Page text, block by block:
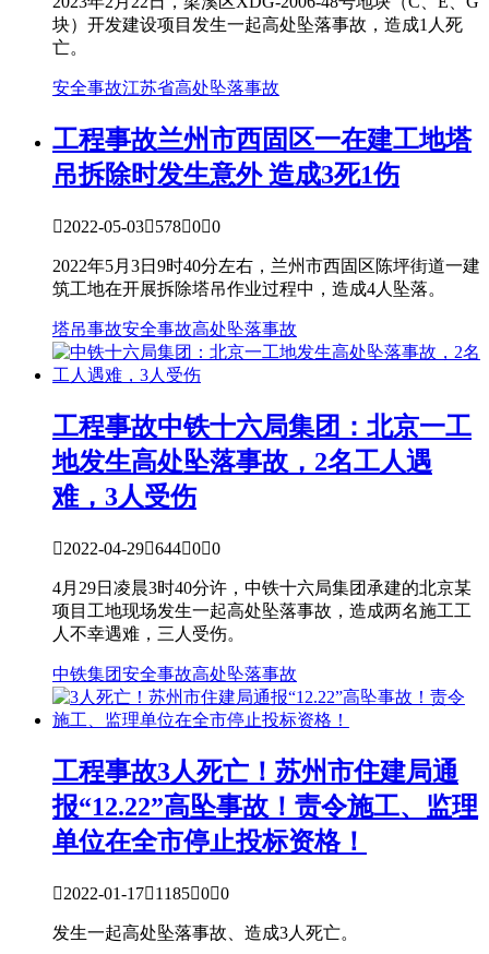
块）开发建设项目发生一起高处坠落事故，造成1人死
亡。
安全事故江苏省高处坠落事故
工程事故兰州市西固区一在建工地塔
吊拆除时发生意外 造成3死1伤
2022-05-0357800
2022年5月3日9时40分左右，兰州市西固区陈坪街道一建
筑工地在开展拆除塔吊作业过程中，造成4人坠落。
塔吊事故安全事故高处坠落事故
工程事故中铁十六局集团：北京一工
地发生高处坠落事故，2名工人遇
难，3人受伤
2022-04-2964400
4月29日凌晨3时40分许，中铁十六局集团承建的北京某
项目工地现场发生一起高处坠落事故，造成两名施工工
人不幸遇难，三人受伤。
中铁集团安全事故高处坠落事故
工程事故3人死亡！苏州市住建局通
报“12.22”高坠事故！责令施工、监理
单位在全市停止投标资格！
2022-01-17118500
发生一起高处坠落事故、造成3人死亡。